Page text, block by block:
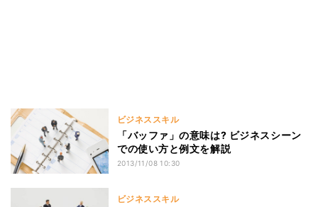
ビジネススキル
「バッファ」の意味は? ビジネスシーン
での使い方と例文を解説
2013/11/08 10:30
ビジネススキル